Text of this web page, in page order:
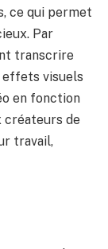
ce qui permet
Par
transcrire
visuels
en fonction
créateurs de
travail,